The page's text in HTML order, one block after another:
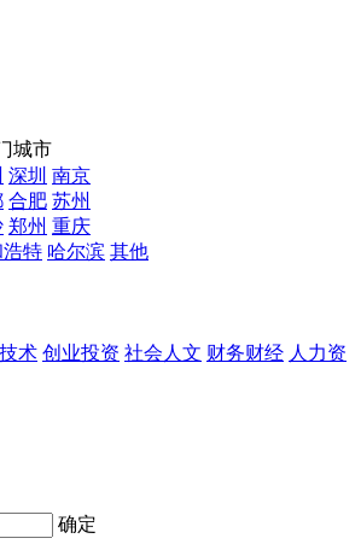
城市
深圳 南京
合肥 苏州
郑州 重庆
浩特 哈尔滨 其他
术 创业投资 社会人文 财务财经 人力资
确定